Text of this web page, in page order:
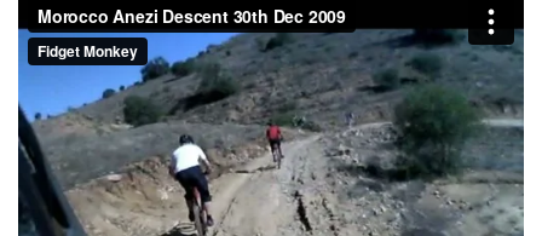
تصبح
مصائبنا
فوائدهم
…..
طريق
أنزي
ــ
تافروات